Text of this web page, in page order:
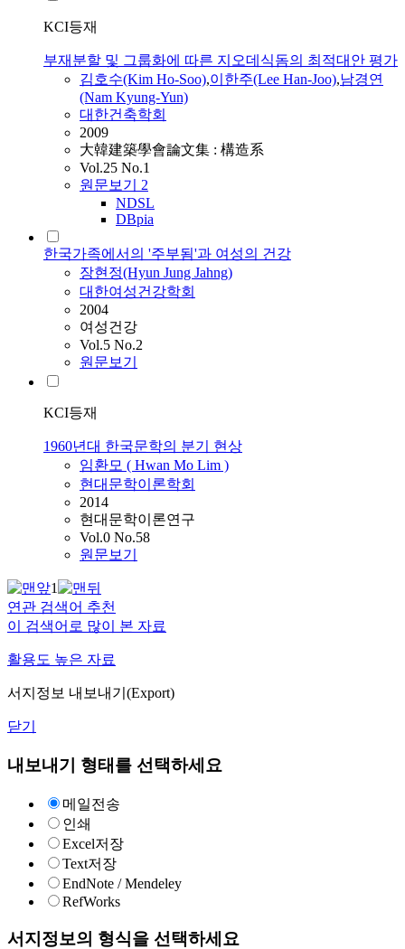
KCI등재
부재분할 및 그룹화에 따른 지오데식돔의 최적대안 평가
김호수(Kim Ho-Soo),이한주(Lee Han-Joo),남경연
(Nam Kyung-Yun)
대한건축학회
2009
大韓建築學會論文集 : 構造系
Vol.25 No.1
원문보기 2
NDSL
DBpia
한국가족에서의 '주부됨'과 여성의 건강
장현정(Hyun Jung Jahng)
대한여성건강학회
2004
여성건강
Vol.5 No.2
원문보기
KCI등재
1960년대 한국문학의 분기 현상
임환모 ( Hwan Mo Lim )
현대문학이론학회
2014
현대문학이론연구
Vol.0 No.58
원문보기
1
연관 검색어 추천
이 검색어로 많이 본 자료
활용도 높은 자료
서지정보 내보내기(Export)
닫기
내보내기 형태를 선택하세요
메일전송
인쇄
Excel저장
Text저장
EndNote / Mendeley
RefWorks
서지정보의 형식을 선택하세요